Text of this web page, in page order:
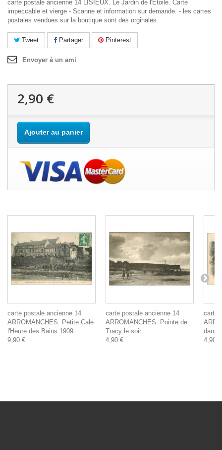
carte postale ancienne 14 LISIEUX. Le Jardin de l'Etoile. Carte
impeccable et vierge - Scanne et information sur demande. - les cartes
postales vendues sur la boutique sont des orginales.
Tweet Partager Pinterest
Envoyer à un ami
2,90 €
Ajouter au panier
carte postale ancienne 14
ARROMANCHES. Petite Cale
l'Heure des Bains 1909
9,90 €
carte postale ancienne 14
ARROMANCHES. Pointe de
Tracy le soir
4,90 €
carte
dans
4,90 €